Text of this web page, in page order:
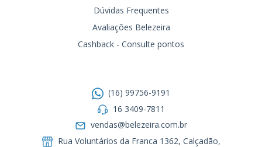
Dúvidas Frequentes
Avaliações Belezeira
Cashback - Consulte pontos
(16) 99756-9191
16 3409-7811
vendas@belezeira.com.br
Rua Voluntários da Franca 1362, Calçadão,